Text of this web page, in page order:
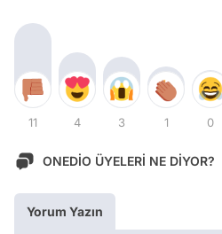
11 4 3 1 0
ONEDİO ÜYELERİ NE DİYOR?
Yorum Yazın